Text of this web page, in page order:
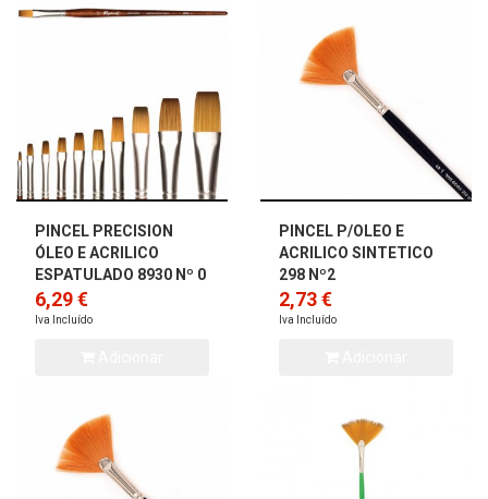
PINCEL PRECISION
ÓLEO E ACRILICO
ESPATULADO 8930 Nº 0
6,29 €
Iva Incluído
PINCEL P/OLEO E
ACRILICO SINTETICO
298 Nº2
2,73 €
Iva Incluído